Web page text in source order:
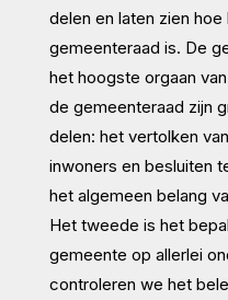
delen en laten zien
gemeenteraad is. De
het hoogste orgaan
de gemeenteraad zijn
delen: het vertolken
inwoners en besluiten
het algemeen belang
Het tweede is het
gemeente op allerlei
controleren we het